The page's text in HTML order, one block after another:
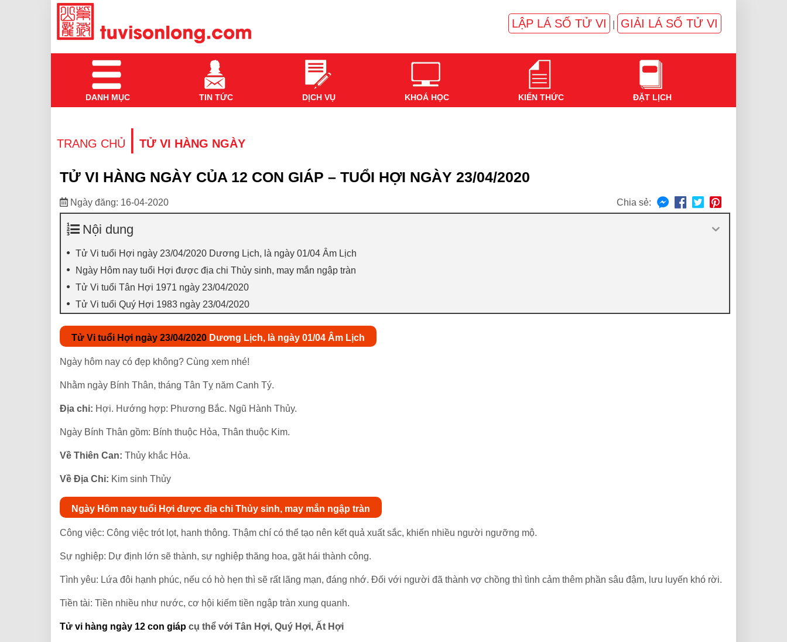
LẬP LÁ SỐ TỬ VI GIẢI LÁ SỐ TỬ VI
DANH MỤC TIN TỨC DỊCH VỤ KHOÁ HỌC KIẾN THỨC ĐẶT LỊCH
TRANG CHỦ | TỬ VI HÀNG NGÀY
TỬ VI HÀNG NGÀY CỦA 12 CON GIÁP – TUỔI HỢI NGÀY 23/04/2020
Ngày đăng: 16-04-2020 Chia sẻ:
Nội dung
Tử Vi tuổi Hợi ngày 23/04/2020 Dương Lịch, là ngày 01/04 Âm Lịch
Ngày Hôm nay tuổi Hợi được địa chi Thủy sinh, may mắn ngập tràn
Tử Vi tuổi Tân Hợi 1971 ngày 23/04/2020
Tử Vi tuổi Quý Hợi 1983 ngày 23/04/2020
Tử Vi tuổi Hợi ngày 23/04/2020 Dương Lịch, là ngày 01/04 Âm Lịch
Ngày hôm nay có đẹp không? Cùng xem nhé!
Nhằm ngày Bính Thân, tháng Tân Tỵ năm Canh Tý.
Địa chi: Hợi. Hướng hợp: Phương Bắc. Ngũ Hành Thủy.
Ngày Bính Thân gồm: Bính thuộc Hỏa, Thân thuộc Kim.
Về Thiên Can: Thủy khắc Hỏa.
Về Địa Chi: Kim sinh Thủy
Ngày Hôm nay tuổi Hợi được địa chi Thủy sinh, may mắn ngập tràn
Công việc: Công việc trót lọt, hanh thông. Thậm chí có thể tạo nên kết quả xuất sắc, khiến nhiều người ngưỡng mộ.
Sự nghiệp: Dự định lớn sẽ thành, sự nghiệp thăng hoa, gặt hái thành công.
Tình yêu: Lứa đôi hạnh phúc, nếu có hò hẹn thì sẽ rất lãng mạn, đáng nhớ. Đối với người đã thành vợ chồng thì tình cảm thêm phần sâu đậm, lưu luyến khó rời.
Tiền tài: Tiền nhiều như nước, cơ hội kiếm tiền ngập tràn xung quanh.
Tử vi hàng ngày 12 con giáp cụ thể với Tân Hợi, Quý Hợi, Ất Hợi